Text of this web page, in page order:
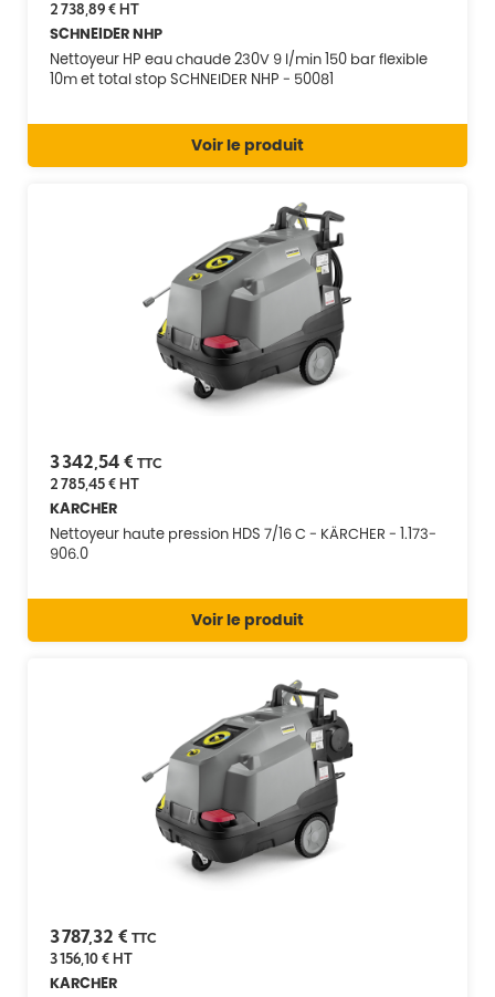
2 738,89 €HT
SCHNEIDER NHP
Nettoyeur HP eau chaude 230V 9 l/min 150 bar flexible
10m et total stop SCHNEIDER NHP - 50081
Voir le produit
3 342,54 € TTC
2 785,45 €HT
KARCHER
Nettoyeur haute pression HDS 7/16 C - KÄRCHER - 1.173-
906.0
Voir le produit
3 787,32 € TTC
3 156,10 €HT
KARCHER